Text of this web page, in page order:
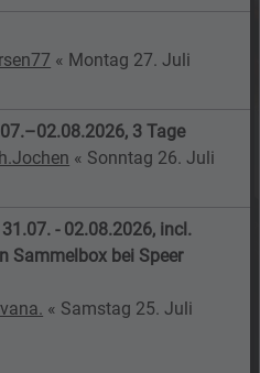
« Montag 27. Juli
3 Tage
« Sonntag 26. Juli
- 02.08.2026, incl.
Sammelbox bei Speer
« Samstag 25. Juli